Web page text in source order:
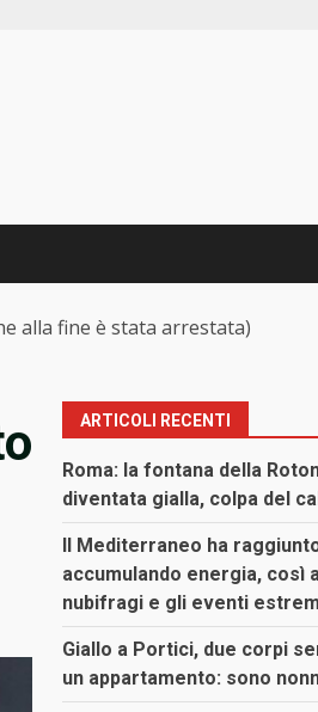
alla fine è stata arrestata)
ARTICOLI RECENTI
Roma: la fontana della
diventata gialla, colpa del
Il Mediterraneo ha
accumulando energia, così
nubifragi e gli eventi
Giallo a Portici, due corpi
un appartamento: sono